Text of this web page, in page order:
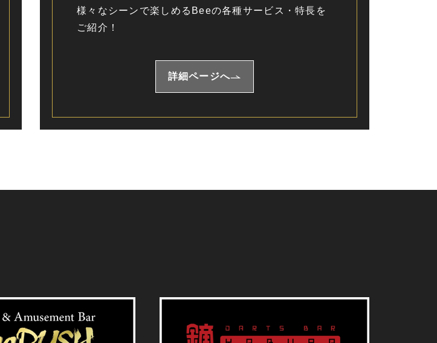
様々なシーンで楽しめるBeeの各種サービス・特長を
ご紹介！
詳細ページへ